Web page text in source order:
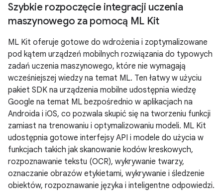
Szybkie rozpoczęcie integracji uczenia
maszynowego za pomocą ML Kit
ML Kit oferuje gotowe do wdrożenia i zoptymalizowane
pod kątem urządzeń mobilnych rozwiązania do typowych
zadań uczenia maszynowego, które nie wymagają
wcześniejszej wiedzy na temat ML. Ten łatwy w użyciu
pakiet SDK na urządzenia mobilne udostępnia wiedzę
Google na temat ML bezpośrednio w aplikacjach na
Androida i iOS, co pozwala skupić się na tworzeniu funkcji
zamiast na trenowaniu i optymalizowaniu modeli. ML Kit
udostępnia gotowe interfejsy API i modele do użycia w
funkcjach takich jak skanowanie kodów kreskowych,
rozpoznawanie tekstu (OCR), wykrywanie twarzy,
oznaczanie obrazów etykietami, wykrywanie i śledzenie
obiektów, rozpoznawanie języka i inteligentne odpowiedzi.